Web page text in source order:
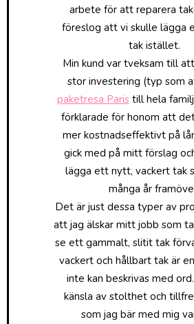
arbete för att reparera
föreslog att vi skulle lägga
tak istället.
Min kund var tveksam till
stor investering (typ som
paketresa Paris till hela
förklarade för honom att
mer kostnadseffektivt på
gick med på mitt förslag
lägga ett nytt, vackert tak
många år
Det är just dessa typer av
att jag älskar mitt jobb som
se ett gammalt, slitit tak
vackert och hållbart tak är
inte kan beskrivas med
känsla av stolthet och
som jag bär med mig